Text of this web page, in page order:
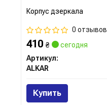
Корпус дзеркала
0 отзывов
410 ₴
сегодня
Артикул:
ALKAR
Купить